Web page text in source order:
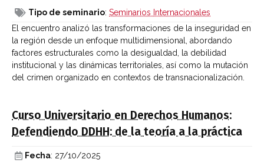
Tipo de seminario: Seminarios Internacionales
El encuentro analizó las transformaciones de la inseguridad en
la región desde un enfoque multidimensional, abordando
factores estructurales como la desigualdad, la debilidad
institucional y las dinámicas territoriales, así como la mutación
del crimen organizado en contextos de transnacionalización.
Curso Universitario en Derechos Humanos:
Defendiendo DDHH: de la teoría a la práctica
Fecha: 27/10/2025